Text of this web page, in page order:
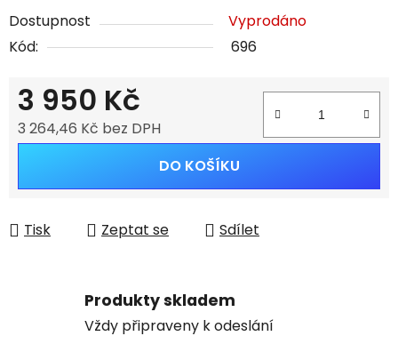
Dostupnost
Vyprodáno
Kód:
696
3 950 Kč
3 264,46 Kč bez DPH
DO KOŠÍKU
Tisk Zeptat se Sdílet
Produkty skladem
Vždy připraveny k odeslání